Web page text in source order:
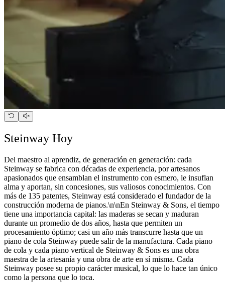
Steinway Hoy
Del maestro al aprendiz, de generación en generación: cada
Steinway se fabrica con décadas de experiencia, por artesanos
apasionados que ensamblan el instrumento con esmero, le insuflan
alma y aportan, sin concesiones, sus valiosos conocimientos. Con
más de 135 patentes, Steinway está considerado el fundador de la
construcción moderna de pianos.\n\nEn Steinway ⁠&⁠ Sons, el tiempo
tiene una importancia capital: las maderas se secan y maduran
durante un promedio de dos años, hasta que permiten un
procesamiento óptimo; casi un año más transcurre hasta que un
piano de cola Steinway puede salir de la manufactura. Cada piano
de cola y cada piano vertical de Steinway ⁠&⁠ Sons es una obra
maestra de la artesanía y una obra de arte en sí misma. Cada
Steinway posee su propio carácter musical, lo que lo hace tan único
como la persona que lo toca.